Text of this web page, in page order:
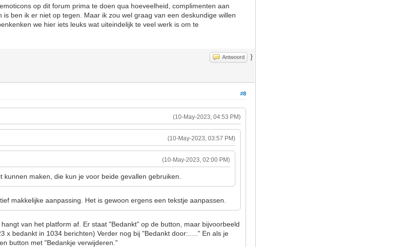
op dit forum prima te doen qua hoeveelheid, complimenten aan
is ben ik er niet op tegen. Maar ik zou wel graag van een deskundige willen
we hier iets leuks wat uiteindelijk te veel werk is om te
Antwoord }
#8
(10-May-2023, 04:53 PM)
(10-May-2023, 03:57 PM)
(10-May-2023, 02:00 PM)
maken, die kun je voor beide gevallen gebruiken.
makkelijke aanpassing. Het is gewoon ergens een tekstje aanpassen.
van het platform af. Er staat "Bedankt" op de button, maar bijvoorbeeld
x bedankt in 1034 berichten) Verder nog bij "Bedankt door:....." En als je
button met "Bedankje verwijderen."